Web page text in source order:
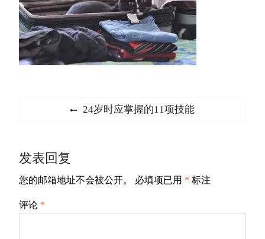
航
Previous
24岁时应掌握的11项技能
发表回复
您的邮箱地址不会被公开。 必填项已用 * 标注
评论 *